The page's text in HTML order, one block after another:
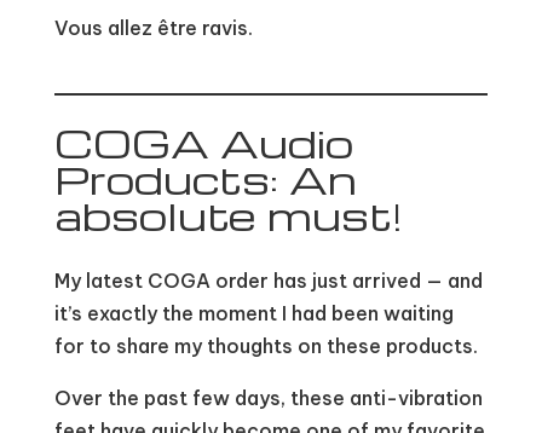
Vous allez être ravis.
COGA Audio
Products: An
absolute must!
My latest COGA order has just arrived — and
it’s exactly the moment I had been waiting
for to share my thoughts on these products.
Over the past few days, these anti-vibration